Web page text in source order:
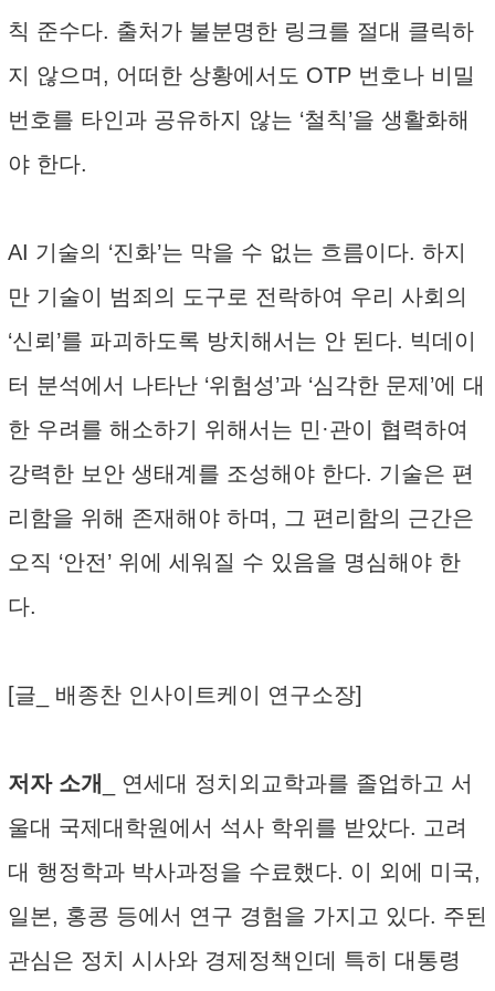
칙 준수다. 출처가 불분명한 링크를 절대 클릭하
지 않으며, 어떠한 상황에서도 OTP 번호나 비밀
번호를 타인과 공유하지 않는 ‘철칙’을 생활화해
야 한다.
AI 기술의 ‘진화’는 막을 수 없는 흐름이다. 하지
만 기술이 범죄의 도구로 전락하여 우리 사회의
‘신뢰’를 파괴하도록 방치해서는 안 된다. 빅데이
터 분석에서 나타난 ‘위험성’과 ‘심각한 문제’에 대
한 우려를 해소하기 위해서는 민·관이 협력하여
강력한 보안 생태계를 조성해야 한다. 기술은 편
리함을 위해 존재해야 하며, 그 편리함의 근간은
오직 ‘안전’ 위에 세워질 수 있음을 명심해야 한
다.
[글_ 배종찬 인사이트케이 연구소장]
저자 소개
_ 연세대 정치외교학과를 졸업하고 서
울대 국제대학원에서 석사 학위를 받았다. 고려
대 행정학과 박사과정을 수료했다. 이 외에 미국,
일본, 홍콩 등에서 연구 경험을 가지고 있다. 주된
관심은 정치 시사와 경제정책인데 특히 대통령